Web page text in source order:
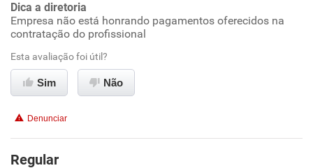
Benefícios
Dica a diretoria
Empresa não está honrando pagamentos oferecidos na
contratação do profissional
Esta avaliação foi útil?
Sim Não
Denunciar
Regular